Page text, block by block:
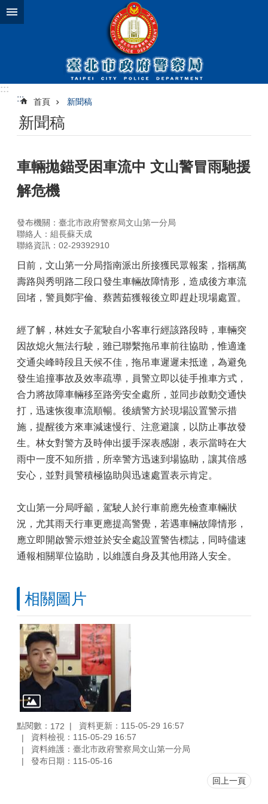
跳到主要內容區塊
:::
:::
首頁 新聞稿
新聞稿
車輛拋錨受困車流中 文山警冒雨馳援
解危機
發布機關：臺北市政府警察局文山第一分局
聯絡人：組長蘇天成
聯絡資訊：02-29392910
日前，文山第一分局指南派出所接獲民眾報案，指稱萬
壽路與秀明路二段口發生車輛故障情形，造成後方車流
回堵，警員鄭宇倫、蔡茜茹獲報後立即趕赴現場處置。
經了解，林姓女子駕駛自小客車行經該路段時，車輛突
因故熄火無法行駛，雖已聯繫拖吊車前往協助，惟適逢
交通尖峰時段且天候不佳，拖吊車遲遲未抵達，為避免
發生追撞事故及效率疏導，員警立即以徒手推車方式，
合力將故障車輛移至路旁安全處所，並同步啟動交通快
打，迅速恢復車流順暢。後續警方於現場設置警示措
施，提醒後方來車減速慢行、注意避讓，以防止事故發
生。林女對警方及時伸出援手深表感謝，表示當時在大
雨中一度不知所措，所幸警方迅速到場協助，讓其倍感
安心，並對員警積極協助與迅速處置表示肯定。
文山第一分局呼籲，駕駛人於行車前應先檢查車輛狀
況，尤其雨天行車更應提高警覺，若遇車輛故障情形，
應立即開啟警示燈並於安全處設置警告標誌，同時儘速
通報相關單位協助，以維護自身及其他用路人安全。
相關圖片
點閱數： 172
資料更新：115-05-29 16:57
資料檢視：115-05-29 16:57
資料維護：臺北市政府警察局文山第一分局
發布日期：115-05-16
回上一頁